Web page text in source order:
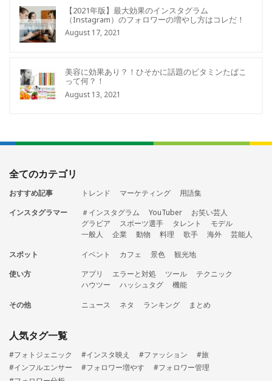
【2021年版】最大効果のインスタグラム
（Instagram）のフォロワーの増やし方はコレだ！
August 17, 2021
美容に効果あり？！ひそかに話題のビタミンたばこ
って何？！
August 13, 2021
全てのカテゴリ
おすすめ記事 トレンド マーケティング
用語集
インスタグラマー
＃インスタグラム YouTuber
お笑い芸人
グラビア
スポーツ選手 タレント
モデル
一般人
企業 動物 料理 歌手 海外
芸能人
スポット
イベント カフェ 景色
観光地
使い方
アプリ エラーと対処 ツール
テクニック
ハウツー
ハッシュタグ
機能
その他
ニュース ネタ ランキング まとめ
人気タグ一覧
#フォトジェニック #インスタ映え #ファッション
#旅
#インフルエンサー
#フォロワー増やす
#フォロワー管理